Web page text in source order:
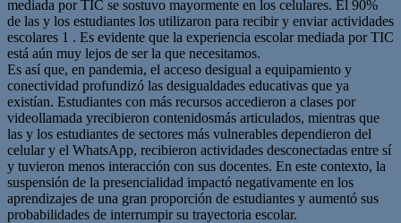
mediada por TIC se sostuvo mayormente en los celulares. El 90%
de las y los estudiantes los utilizaron para recibir y enviar actividades
escolares 1 . Es evidente que la experiencia escolar mediada por TIC
está aún muy lejos de ser la que necesitamos.
Es así que, en pandemia, el acceso desigual a equipamiento y
conectividad profundizó las desigualdades educativas que ya
existían. Estudiantes con más recursos accedieron a clases por
videollamada yrecibieron contenidosmás articulados, mientras que
las y los estudiantes de sectores más vulnerables dependieron del
celular y el WhatsApp, recibieron actividades desconectadas entre sí
y tuvieron menos interacción con sus docentes. En este contexto, la
suspensión de la presencialidad impactó negativamente en los
aprendizajes de una gran proporción de estudiantes y aumentó sus
probabilidades de interrumpir su trayectoria escolar.